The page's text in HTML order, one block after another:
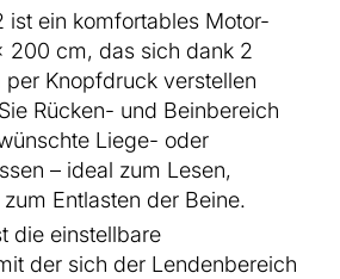
ist ein komfortables Motor-
200 cm, das sich dank 2
Knopfdruck verstellen
Rücken- und Beinbereich
Liege- oder
– ideal zum Lesen,
Entlasten der Beine.
die einstellbare
der sich der Lendenbereich